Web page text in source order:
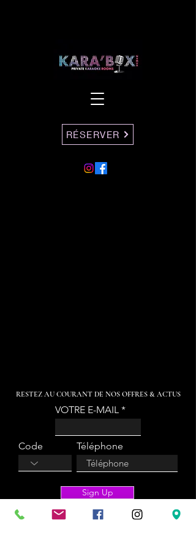
RÉSERVER
RESTEZ AU COURANT DE NOS OFFRES & ACTUS
VOTRE E-MAIL
Code Téléphone
Sign Up